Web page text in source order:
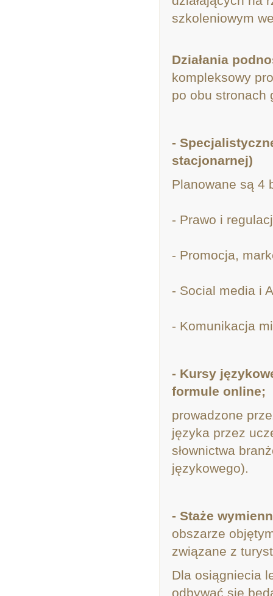
szkoleniowym
Działania
kompleksowy
po obu stronach
-
stacjonarnej)
Planowane są 4
- Prawo i
- Promocja,
- Social media i
- Komunikacja
- Kursy
formule online;
prowadzone
języka przez
słownictwa
językowego).
- Staże
obszarze
związane z
Dla osiągniecia
odbywać się